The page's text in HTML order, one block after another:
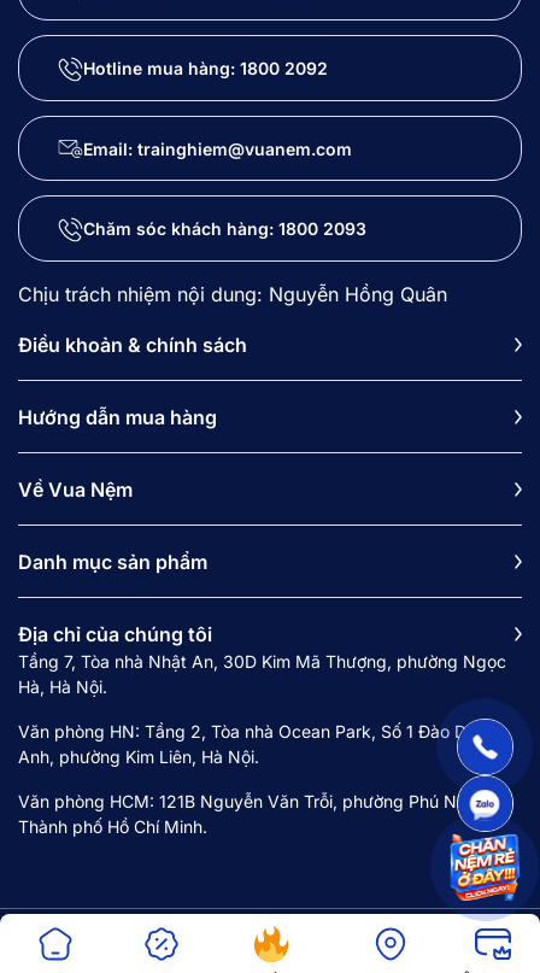
Hotline mua hàng: 1800 2092
Email: trainghiem@vuanem.com
Chăm sóc khách hàng: 1800 2093
Chịu trách nhiệm nội dung: Nguyễn Hồng Quân
Điều khoản & chính sách
Hướng dẫn mua hàng
Về Vua Nệm
Danh mục sản phẩm
Địa chỉ của chúng tôi
Tầng 7, Tòa nhà Nhật An, 30D Kim Mã Thượng, phường Ngọc
Hà, Hà Nội.
Văn phòng HN: Tầng 2, Tòa nhà Ocean Park, Số 1 Đào Duy
Anh, phường Kim Liên, Hà Nội.
Văn phòng HCM: 121B Nguyễn Văn Trỗi, phường Phú Nhuận,
Thành phố Hồ Chí Minh.
Copyright © 2024 Công ty cổ phần Vua Nệm. Mã số doanh nghiệp 0107968516